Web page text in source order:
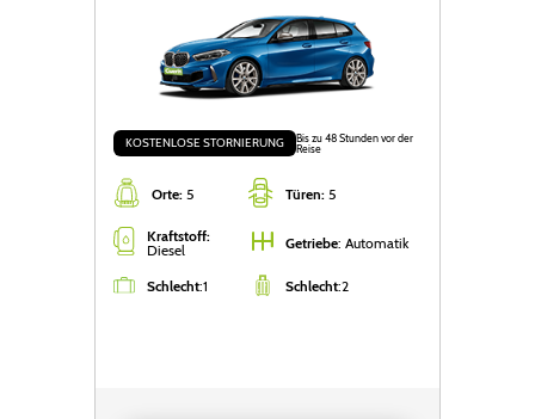
Orte: 5 Türen: 5
KOSTENLOSE STORNIERUNG
Bis zu 48 Stunden vor der
Reise
Kraftstoff:
Diesel
Getriebe: Automatik
Schlecht:1 Schlecht:2